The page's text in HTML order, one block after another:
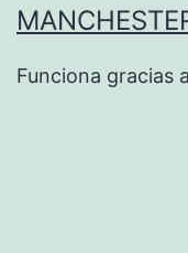
Funciona gracias a